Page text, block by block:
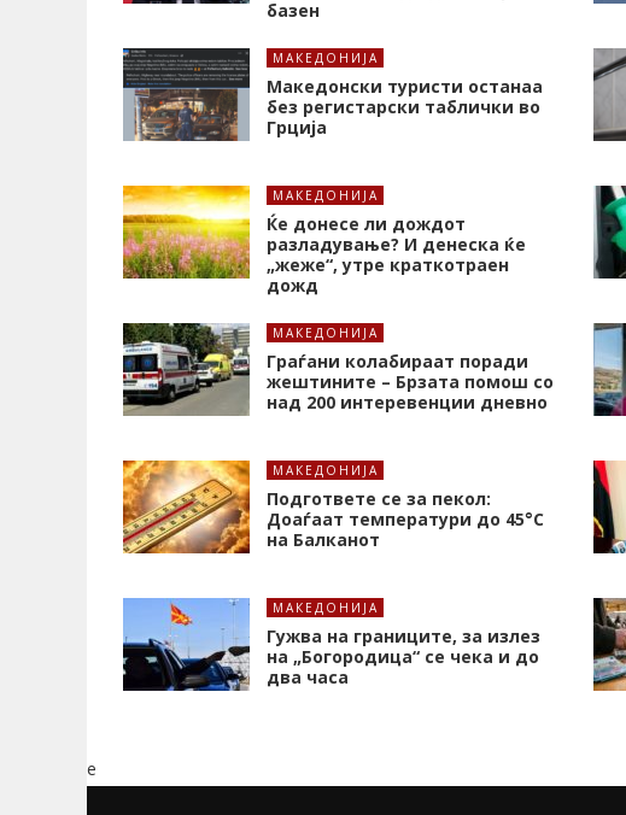
базен
МАКЕДОНИЈА
Македонски туристи останаа
без регистарски таблички во
Грција
МАКЕДОНИЈА
Ќе донесе ли дождот
разладување? И денеска ќе
„жеже“, утре краткотраен
дожд
МАКЕДОНИЈА
Граѓани колабираат поради
жештините – Брзата помош со
над 200 интеревенции дневно
МАКЕДОНИЈА
Подгответе се за пекол:
Доаѓаат температури до 45°C
на Балканот
МАКЕДОНИЈА
Гужва на границите, за излез
на „Богородица“ се чека и до
два часа
e